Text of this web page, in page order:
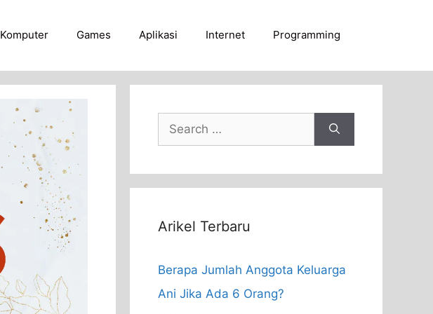
Komputer Games Aplikasi Internet Programming
Search
for:
Arikel Terbaru
Berapa Jumlah Anggota Keluarga
Ani Jika Ada 6 Orang?